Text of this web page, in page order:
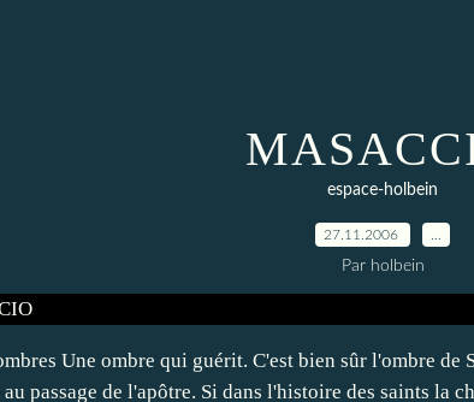
espace-holbein
27.11.2006
Par holbein
Une ombre qui guérit. C'est bien sûr l'ombre
passage de l'apôtre. Si dans l'histoire des saints la